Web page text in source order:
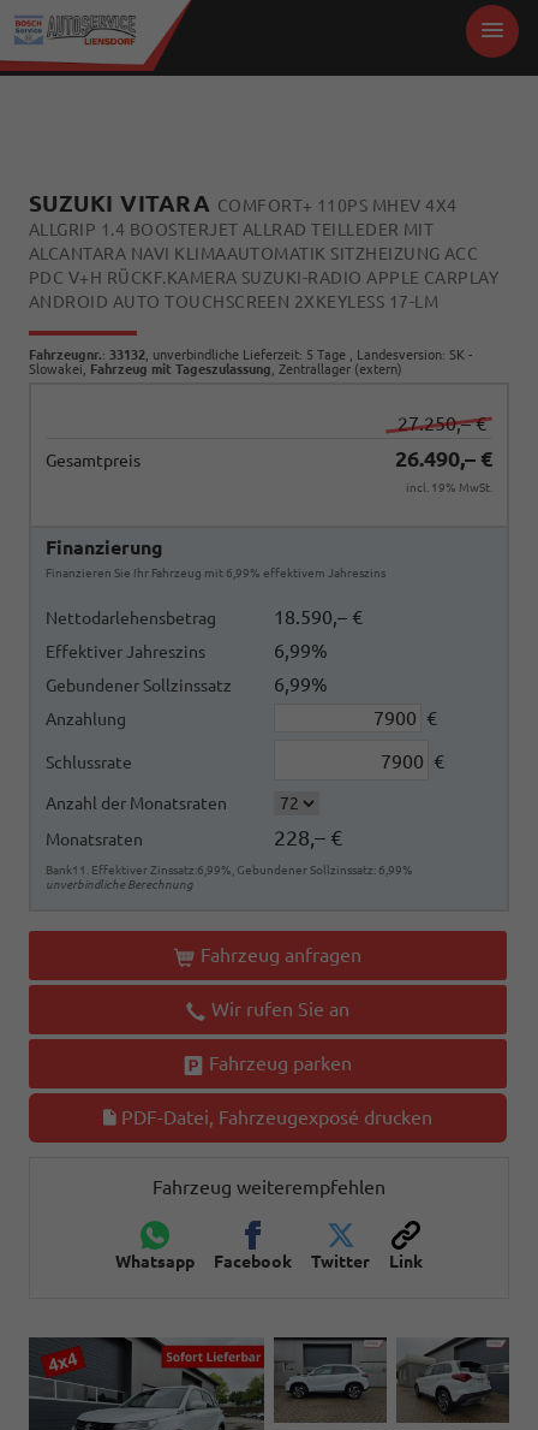
SUZUKI VITARA COMFORT+ 110PS MHEV 4X4
ALLGRIP 1.4 BOOSTERJET ALLRAD TEILLEDER MIT
ALCANTARA NAVI KLIMAAUTOMATIK SITZHEIZUNG ACC
PDC V+H RÜCKF.KAMERA SUZUKI-RADIO APPLE CARPLAY
ANDROID AUTO TOUCHSCREEN 2XKEYLESS 17-LM
Fahrzeugnr.: 33132 , unverbindliche Lieferzeit: 5 Tage , Landesversion: SK -
Slowakei, Fahrzeug mit Tageszulassung , Zentrallager (extern)
27.250,– €
Gesamtpreis 26.490,– €
incl. 19% MwSt.
Finanzierung
Finanzieren Sie Ihr Fahrzeug mit 6,99% effektivem Jahreszins
Nettodarlehensbetrag 18.590,– €
Effektiver Jahreszins 6,99%
Gebundener Sollzinssatz 6,99%
Anzahlung €
Schlussrate €
Anzahl der Monatsraten
Monatsraten
228,– €
Bank11. Effektiver Zinssatz:6,99%, Gebundener Sollzinssatz: 6,99%
unverbindliche Berechnung
Fahrzeug anfragen
Wir rufen Sie an
Fahrzeug parken
PDF-Datei, Fahrzeugexposé drucken
Fahrzeug weiterempfehlen
Whatsapp Facebook Twitter Link